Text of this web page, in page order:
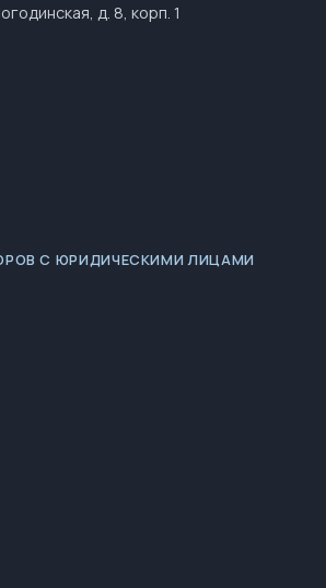
д. 8, корп. 1
С ЮРИДИЧЕСКИМИ ЛИЦАМИ